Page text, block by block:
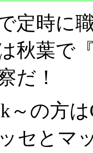
定時に
秋葉で
だ！
～の方
セとマ